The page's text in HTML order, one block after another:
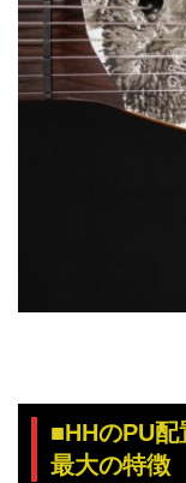
■HHのPU
最大の特徴